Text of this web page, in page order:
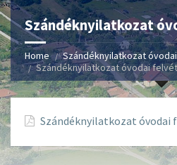
Szándéknyilatkozat
Home
Szándéknyilatkozat
Szándéknyilatkozat óvodai
Szándéknyilatkozat óvodai